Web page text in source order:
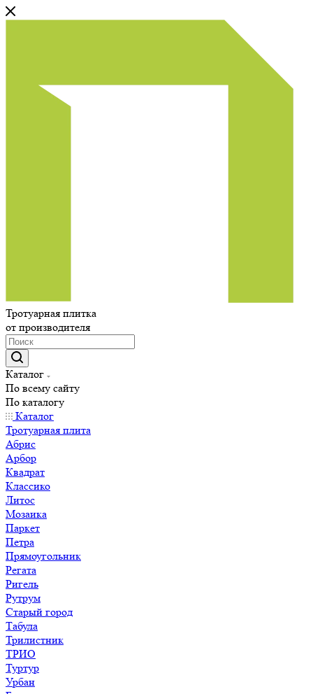
Тротуарная плитка
от производителя
Каталог
По всему сайту
По каталогу
Каталог
Тротуарная плита
Абрис
Арбор
Квадрат
Классико
Литос
Мозаика
Паркет
Петра
Прямоугольник
Регата
Ригель
Рутрум
Старый город
Табула
Трилистник
ТРИО
Туртур
Урбан